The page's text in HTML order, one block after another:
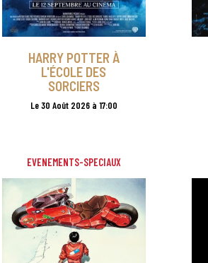
HARRY POTTER À
L'ÉCOLE DES
SORCIERS
Le 30 Août 2026 à 17:00
EVENEMENTS-SPECIAUX